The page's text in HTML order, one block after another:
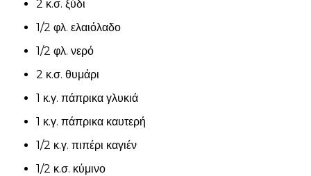
2 κ.σ. ξύδι
1/2 φλ. ελαιόλαδο
1/2 φλ. νερό
2 κ.σ. θυμάρι
1 κ.γ. πάπρικα γλυκιά
1 κ.γ. πάπρικα καυτερή
1/2 κ.γ. πιπέρι καγιέν
1/2 κ.σ. κύμινο